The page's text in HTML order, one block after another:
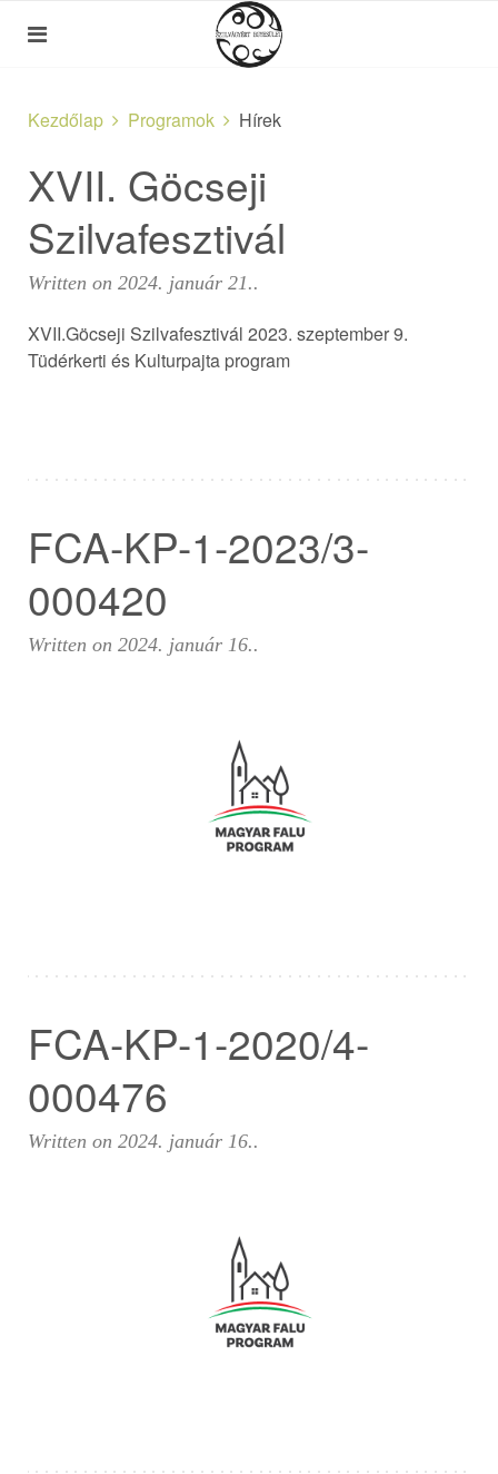
Kezdőlap Programok Hírek
XVII. Göcseji
Szilvafesztivál
Written on 2024. január 21..
XVII.Göcseji Szilvafesztivál 2023. szeptember 9.
Tüdérkerti és Kulturpajta program
FCA-KP-1-2023/3-
000420
Written on 2024. január 16..
FCA-KP-1-2020/4-
000476
Written on 2024. január 16..